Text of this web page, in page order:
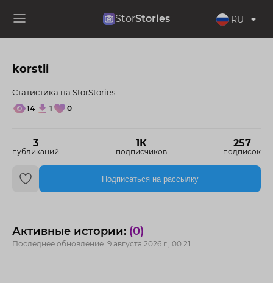
StorStories RU
korstli
3
публикаций
1К
подписчиков
257
подписок
Статистика на StorStories:
14 1 0
Подписаться на рассылку
Активные истории: (0)
Последнее обновление: 9 августа 2026 г., 00:21